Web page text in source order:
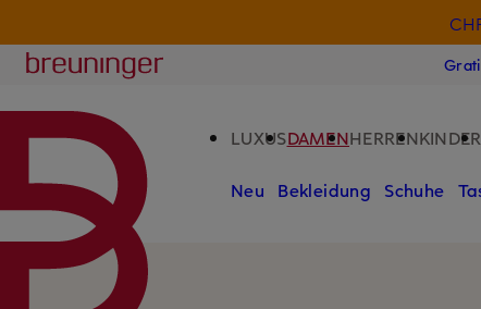
Breuninger
LUXUSDAMENHERRENKINDER
Neu Bekleidung Schuhe